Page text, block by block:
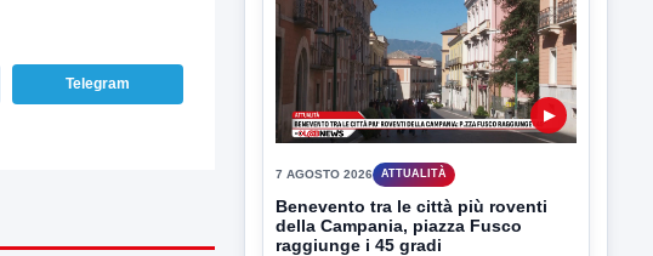
Telegram
▶
7 AGOSTO 2026 ATTUALITÀ
Benevento tra le città più roventi
della Campania, piazza Fusco
raggiunge i 45 gradi